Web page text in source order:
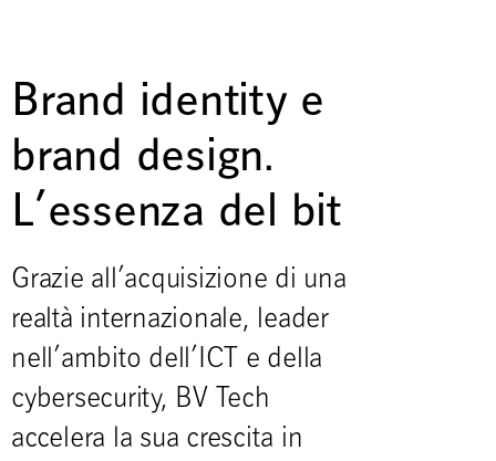
Brand identity e
brand design.
L’essenza del bit
Grazie all’acquisizione di una
realtà internazionale, leader
nell’ambito dell’ICT e della
cybersecurity, BV Tech
accelera la sua crescita in